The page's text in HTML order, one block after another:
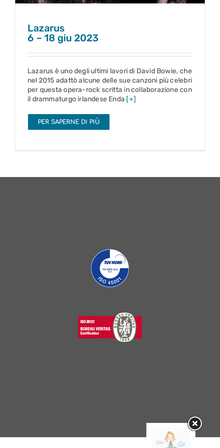
Lazarus
6 – 18 giu 2023
Lazarus è uno degli ultimi lavori di David Bowie, che
nel 2015 adattò alcune delle sue canzoni più celebri
per questa opera-rock scritta in collaborazione con
il drammaturgo irlandese Enda [+]
PER SAPERNE DI PIÙ